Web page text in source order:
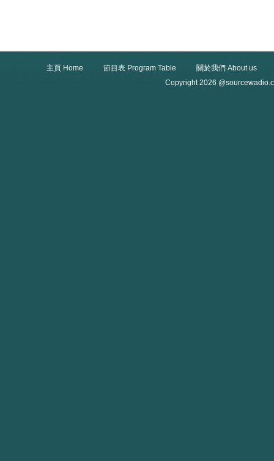
主頁 Home 節目表 Program Table
關於我們 About us
Copyright 2026